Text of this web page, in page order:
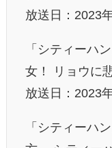
放送日：2023
「シティーハ
女！ リョウに
放送日：2023
「シティーハ